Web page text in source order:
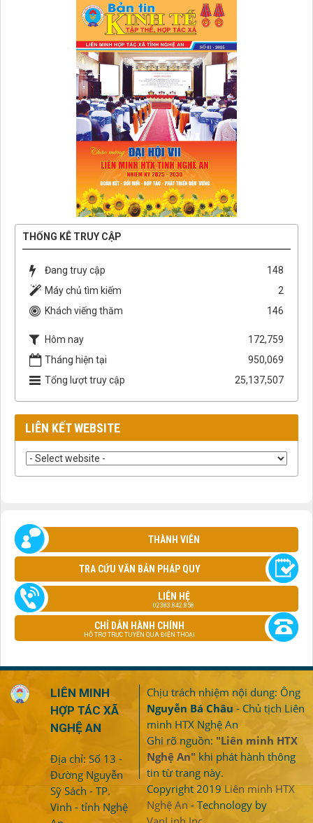
THỐNG KÊ TRUY CẬP
Đang truy cập
148
Máy chủ tìm kiếm
2
Khách viếng thăm
146
Hôm nay
172,759
Tháng hiện tại
950,069
Tổng lượt truy cập
25,137,507
LIÊN KẾT WEBSITE
THÀNH VIÊN
TRA CỨU VĂN BẢN PHÁP QUY
LIÊN HỆ
02383.842.858
CHỈ DẪN HÀNH CHÍNH
HỖ TRỢ TRỰC TUYẾN QUA ĐIỆN THOẠI
LIÊN MINH
HỢP TÁC XÃ
NGHỆ AN
Địa chỉ: Số 13 -
Đường Nguyễn
Sỹ Sách - TP.
Vinh - tỉnh Nghệ
Chịu trách nhiệm nội dung: Ông
Nguyễn Bá Châu - Chủ tịch Liên
minh HTX Nghệ An
Ghi rõ nguồn: "Liên minh HTX
Nghệ An" khi phát hành thông
tin từ trang này.
Copyright 2019 Liên minh HTX
Nghệ An - Technology by